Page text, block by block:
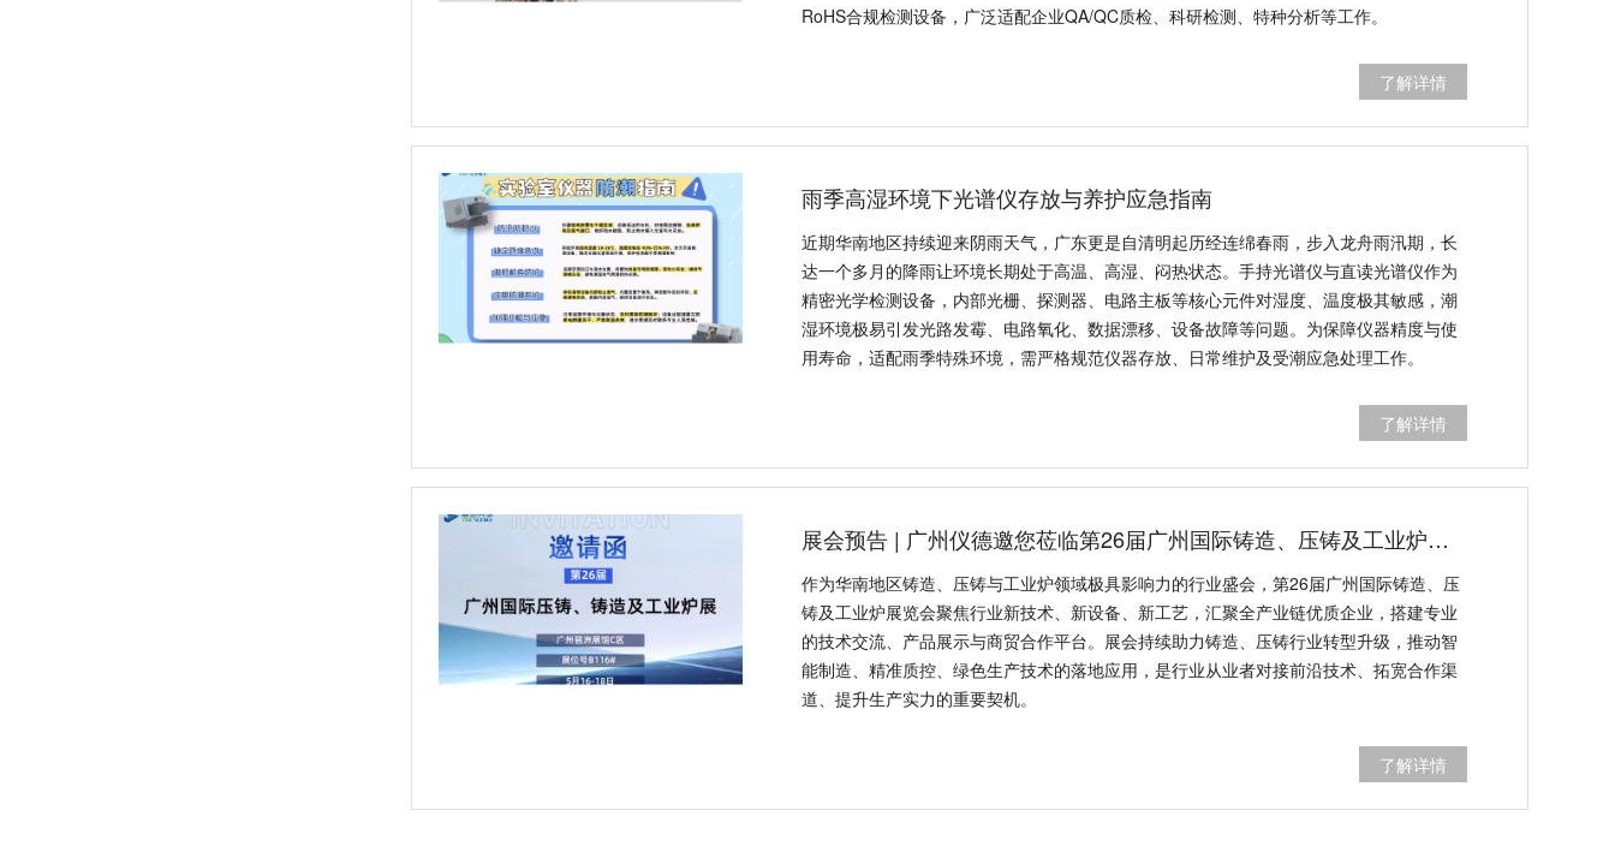
RoHS合规检测设备，广泛适配企业QA/QC质检、科研检测、特种分析等工作。
了解详情
雨季高湿环境下光谱仪存放与养护应急指南
近期华南地区持续迎来阴雨天气，广东更是自清明起历经连绵春雨，步入龙舟雨汛期，长
达一个多月的降雨让环境长期处于高温、高湿、闷热状态。手持光谱仪与直读光谱仪作为
精密光学检测设备，内部光栅、探测器、电路主板等核心元件对湿度、温度极其敏感，潮
湿环境极易引发光路发霉、电路氧化、数据漂移、设备故障等问题。为保障仪器精度与使
用寿命，适配雨季特殊环境，需严格规范仪器存放、日常维护及受潮应急处理工作。
了解详情
展会预告 | 广州仪德邀您莅临第26届广州国际铸造、压铸及工业炉展览会
作为华南地区铸造、压铸与工业炉领域极具影响力的行业盛会，第26届广州国际铸造、压
铸及工业炉展览会聚焦行业新技术、新设备、新工艺，汇聚全产业链优质企业，搭建专业
的技术交流、产品展示与商贸合作平台。展会持续助力铸造、压铸行业转型升级，推动智
能制造、精准质控、绿色生产技术的落地应用，是行业从业者对接前沿技术、拓宽合作渠
道、提升生产实力的重要契机。
了解详情